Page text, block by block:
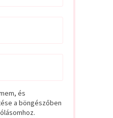
és
a böngészőben